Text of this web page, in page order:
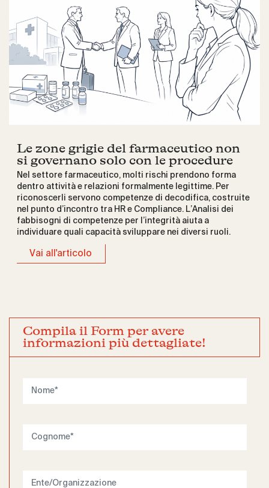
Le zone grigie del farmaceutico non
si governano solo con le procedure
Nel settore farmaceutico, molti rischi prendono forma
dentro attività e relazioni formalmente legittime. Per
riconoscerli servono competenze di decodifica, costruite
nel punto d’incontro tra HR e Compliance. L’Analisi dei
fabbisogni di competenze per l’integrità aiuta a
individuare quali capacità sviluppare nei diversi ruoli.
Vai all'articolo
Compila il Form per avere
informazioni più dettagliate!